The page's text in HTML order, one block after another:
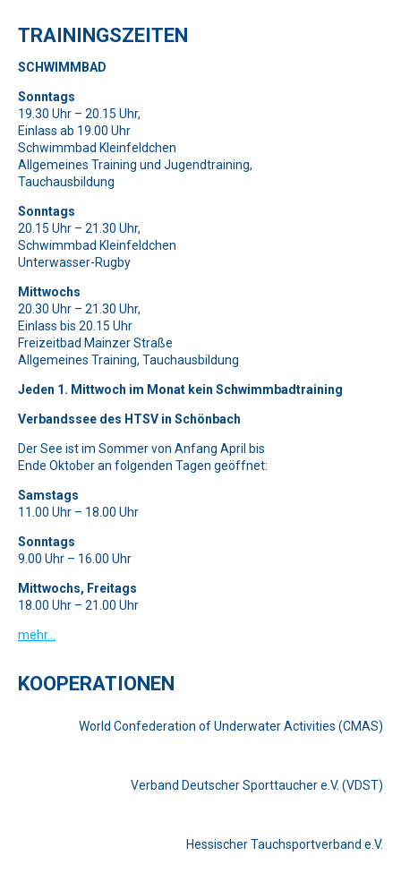
Bitte beweise, dass du kein Spambot bist und wähle das
Bitte lasse dieses Feld leer.
Bitte beweise, dass du kein Spambot bist und wähle das
Bitte lasse dieses Feld leer.
Bitte beweise, dass du kein Spambot bist und wähle das
Bitte lasse dieses Feld leer.
Bitte beweise, dass du kein Spambot bist und wähle das
Bitte lasse dieses Feld leer.
Bitte beweise, dass du kein Spambot bist und wähle das
Symbol
Bitte lasse dieses Feld leer.
Bitte beweise, dass du kein Spambot bist und wähle das
Bitte lasse dieses Feld leer.
Bitte beweise, dass du kein Spambot bist und wähle das
Bitte lasse dieses Feld leer.
Bitte beweise, dass du kein Spambot bist und wähle das
SymbolLKW.
TRAININGSZEITEN
SCHWIMMBAD
Sonntags
19.30 Uhr – 20.15 Uhr,
Einlass ab 19.00 Uhr
Schwimmbad Kleinfeldchen
Allgemeines Training und Jugendtraining,
Tauchausbildung
Sonntags
20.15 Uhr – 21.30 Uhr,
Schwimmbad Kleinfeldchen
Unterwasser-Rugby
Mittwochs
20.30 Uhr – 21.30 Uhr,
Einlass bis 20.15 Uhr
Freizeitbad Mainzer Straße
Allgemeines Training, Tauchausbildung
Jeden 1. Mittwoch im Monat kein Schwimmbadtraining
Verbandssee des HTSV in Schönbach
Der See ist im Sommer von Anfang April bis
Ende Oktober an folgenden Tagen geöffnet:
Samstags
11.00 Uhr – 18.00 Uhr
Sonntags
9.00 Uhr – 16.00 Uhr
Mittwochs, Freitags
18.00 Uhr – 21.00 Uhr
mehr…
KOOPERATIONEN
World Confederation of Underwater Activities (CMAS)
Verband Deutscher Sporttaucher e.V. (VDST)
Hessischer Tauchsportverband e.V.